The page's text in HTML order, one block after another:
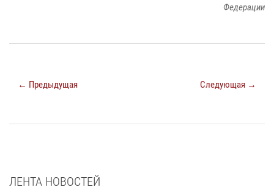
Федерации
← Предыдущая Следующая →
ЛЕНТА НОВОСТЕЙ